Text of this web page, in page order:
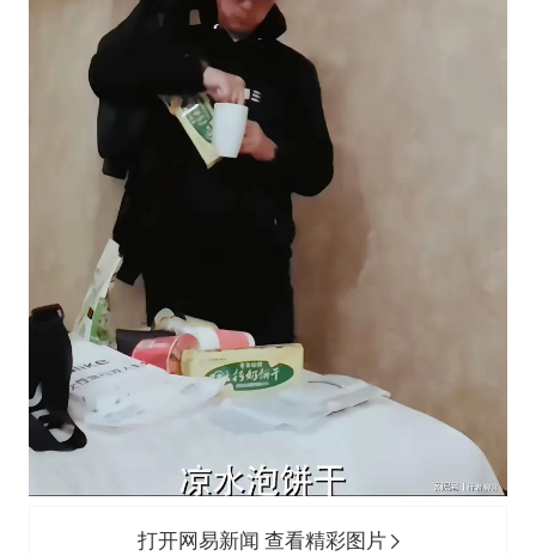
打开网易新闻 查看精彩图片